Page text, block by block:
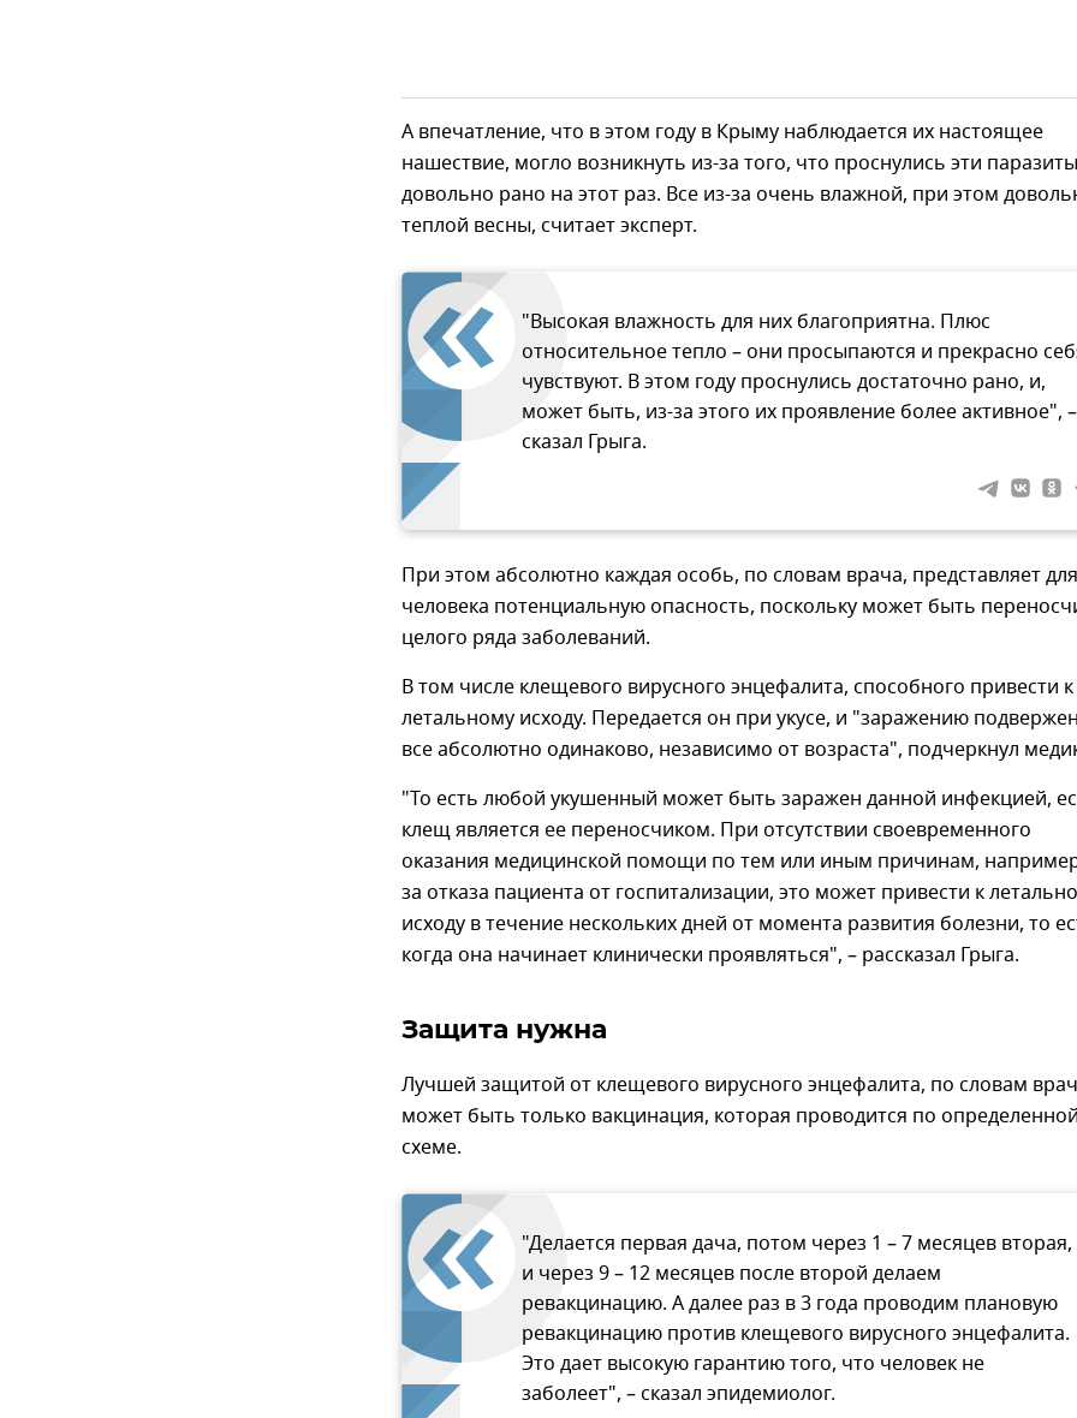
А впечатление, что в этом году в Крыму наблюдается их настоящее
нашествие, могло возникнуть из-за того, что проснулись эти паразиты
довольно рано на этот раз. Все из-за очень влажной, при этом
теплой весны, считает эксперт.
"Высокая влажность для них благоприятна. Плюс
относительное тепло – они просыпаются и прекрасно
чувствуют. В этом году проснулись достаточно рано, и,
может быть, из-за этого их проявление более активное", –
сказал Грыга.
При этом абсолютно каждая особь, по словам врача, представляет для
человека потенциальную опасность, поскольку может быть
целого ряда заболеваний.
В том числе клещевого вирусного энцефалита, способного привести к
летальному исходу. Передается он при укусе, и "заражению
все абсолютно одинаково, независимо от возраста", подчеркнул
"То есть любой укушенный может быть заражен данной инфекцией,
клещ является ее переносчиком. При отсутствии своевременного
оказания медицинской помощи по тем или иным причинам,
за отказа пациента от госпитализации, это может привести к
исходу в течение нескольких дней от момента развития болезни, то
когда она начинает клинически проявляться", – рассказал Грыга.
Защита нужна
Лучшей защитой от клещевого вирусного энцефалита, по словам
может быть только вакцинация, которая проводится по определенной
схеме.
"Делается первая дача, потом через 1 – 7 месяцев вторая,
и через 9 – 12 месяцев после второй делаем
ревакцинацию. А далее раз в 3 года проводим плановую
ревакцинацию против клещевого вирусного энцефалита.
Это дает высокую гарантию того, что человек не
заболеет", – сказал эпидемиолог.